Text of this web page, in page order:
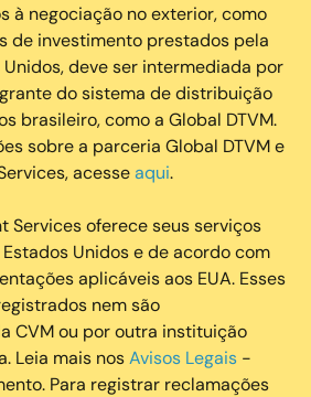
à negociação no exterior, como
de investimento prestados pela
deve ser intermediada por
do sistema de distribuição
brasileiro, como a Global DTVM.
sobre a parceria Global DTVM e
acesseaqui.
Services oferece seus serviços
Unidos e de acordo com
aplicáveis aos EUA. Esses
nem são
CVM ou por outra instituição
Leia mais nosAvisos Legais -
Para registrar reclamações